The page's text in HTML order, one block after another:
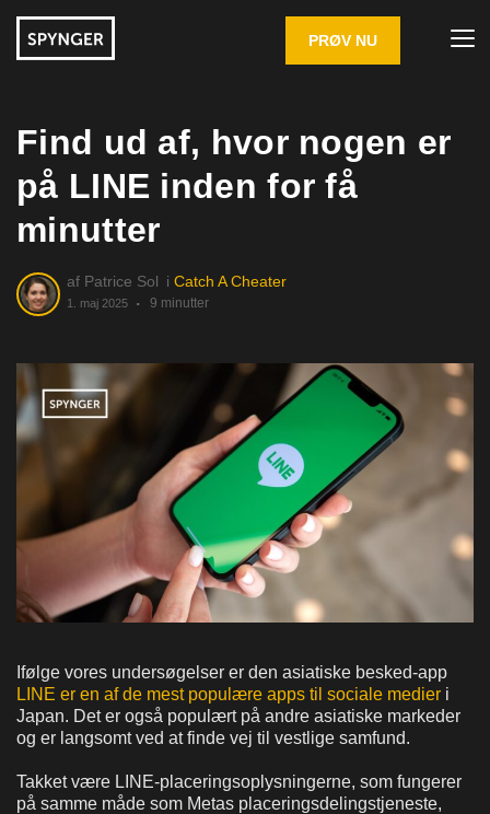
PRØV NU
Find ud af, hvor nogen er
på LINE inden for få
minutter
af Patrice Sol i Catch A Cheater
1. maj 2025 9 minutter
Ifølge vores undersøgelser er den asiatiske besked-app
LINE er en af de mest populære apps til sociale medier i
Japan. Det er også populært på andre asiatiske markeder
og er langsomt ved at finde vej til vestlige samfund.
Takket være LINE-placeringsoplysningerne, som fungerer
på samme måde som Metas placeringsdelingstjeneste,